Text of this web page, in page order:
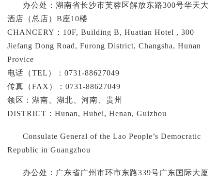
办公处：湖南省长沙市芙蓉区解放东路300号华天大
酒店（总店）B座10楼
CHANCERY：10F, Building B, Huatian Hotel , 300
Jiefang Dong Road, Furong District, Changsha, Hunan
Provice
电话（TEL）：0731-88627049
传真（FAX）：0731-88627049
领区：湖南、湖北、河南、贵州
DISTRICT：Hunan, Hubei, Henan, Guizhou
Consulate General of the Lao People’s Democratic
Republic in Guangzhou
办公处：广东省广州市环市东路339号广东国际大厦